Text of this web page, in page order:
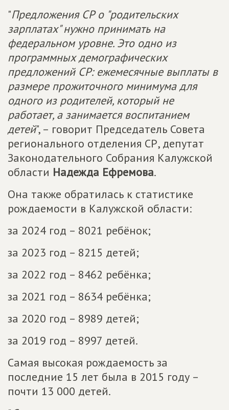
"Предложения СР о "родительских
зарплатах" нужно принимать на
федеральном уровне. Это одно из
программных демографических
предложений СР: ежемесячные выплаты в
размере прожиточного минимума для
одного из родителей, который не
работает, а занимается воспитанием
детей", – говорит Председатель Совета
регионального отделения СР, депутат
Законодательного Собрания Калужской
области Надежда Ефремова.
Она также обратилась к статистике
рождаемости в Калужской области:
за 2024 год – 8021 ребёнок;
за 2023 год – 8215 детей;
за 2022 год – 8462 ребёнка;
за 2021 год – 8634 ребёнка;
за 2020 год – 8989 детей;
за 2019 год – 8997 детей.
Самая высокая рождаемость за
последние 15 лет была в 2015 году –
почти 13 000 детей.